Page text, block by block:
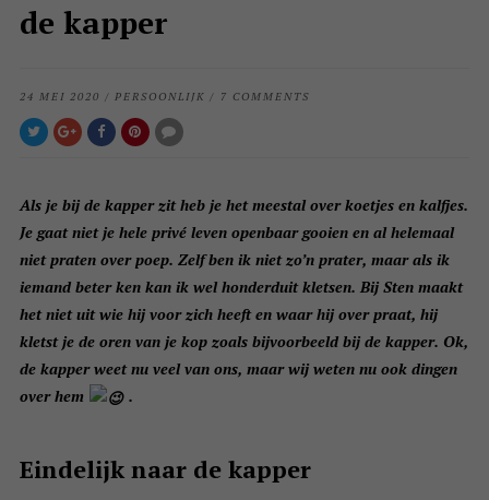
de kapper
24 MEI 2020 / PERSOONLIJK / 7 COMMENTS
Als je bij de kapper zit heb je het meestal over koetjes en kalfjes.
Je gaat niet je hele privé leven openbaar gooien en al helemaal
niet praten over poep. Zelf ben ik niet zo’n prater, maar als ik
iemand beter ken kan ik wel honderduit kletsen. Bij Sten maakt
het niet uit wie hij voor zich heeft en waar hij over praat, hij
kletst je de oren van je kop zoals bijvoorbeeld bij de kapper. Ok,
de kapper weet nu veel van ons, maar wij weten nu ook dingen
over hem
.
Eindelijk naar de kapper